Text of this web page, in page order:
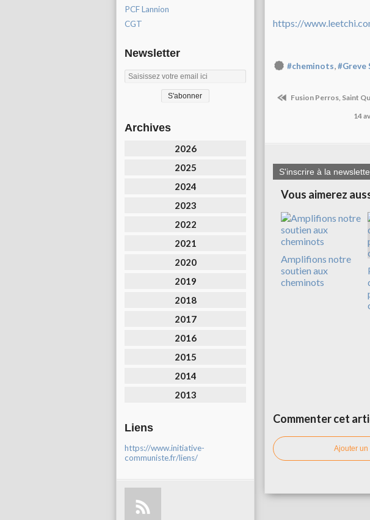
PCF Lannion
CGT
Newsletter
Archives
2026
2025
2024
2023
2022
2021
2020
2019
2018
2017
2016
2015
2014
2013
Liens
https://www.initiative-
communiste.fr/liens/
https://
#cheminots,#Greve
Fusion Perros, Saint
14
S'inscrire à la
Vous aimerez
Amplifions notre
soutien aux
cheminots
Commenter cet
Ajouter un